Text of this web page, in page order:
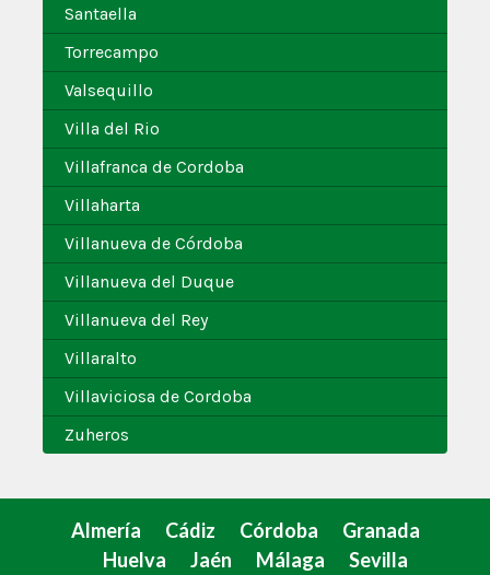
Santaella
Torrecampo
Valsequillo
Villa del Rio
Villafranca de Cordoba
Villaharta
Villanueva de Córdoba
Villanueva del Duque
Villanueva del Rey
Villaralto
Villaviciosa de Cordoba
Zuheros
Almería Cádiz Córdoba
Granada
Huelva
Jaén Málaga Sevilla